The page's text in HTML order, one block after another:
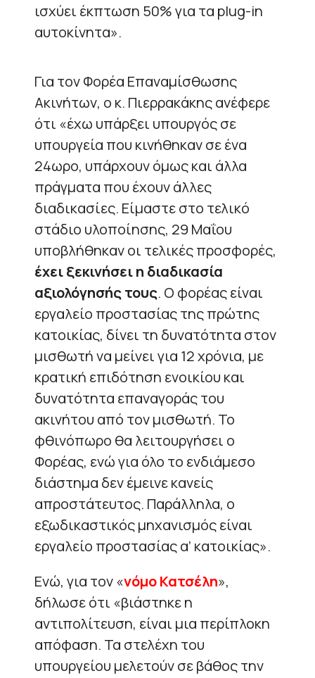
ισχύει έκπτωση 50% για τα plug-in
αυτοκίνητα».
Για τον Φορέα Επαναμίσθωσης
Ακινήτων, ο κ. Πιερρακάκης ανέφερε
ότι «έχω υπάρξει υπουργός σε
υπουργεία που κινήθηκαν σε ένα
24ωρο, υπάρχουν όμως και άλλα
πράγματα που έχουν άλλες
διαδικασίες. Είμαστε στο τελικό
στάδιο υλοποίησης, 29 Μαΐου
υποβλήθηκαν οι τελικές προσφορές,
έχει ξεκινήσει η διαδικασία
αξιολόγησής τους. Ο φορέας είναι
εργαλείο προστασίας της πρώτης
κατοικίας, δίνει τη δυνατότητα στον
μισθωτή να μείνει για 12 χρόνια, με
κρατική επιδότηση ενοικίου και
δυνατότητα επαναγοράς του
ακινήτου από τον μισθωτή. Το
φθινόπωρο θα λειτουργήσει ο
Φορέας, ενώ για όλο το ενδιάμεσο
διάστημα δεν έμεινε κανείς
απροστάτευτος. Παράλληλα, ο
εξωδικαστικός μηχανισμός είναι
εργαλείο προστασίας α’ κατοικίας».
Ενώ, για τον «νόμο Κατσέλη»,
δήλωσε ότι «βιάστηκε η
αντιπολίτευση, είναι μια περίπλοκη
απόφαση. Τα στελέχη του
υπουργείου μελετούν σε βάθος την